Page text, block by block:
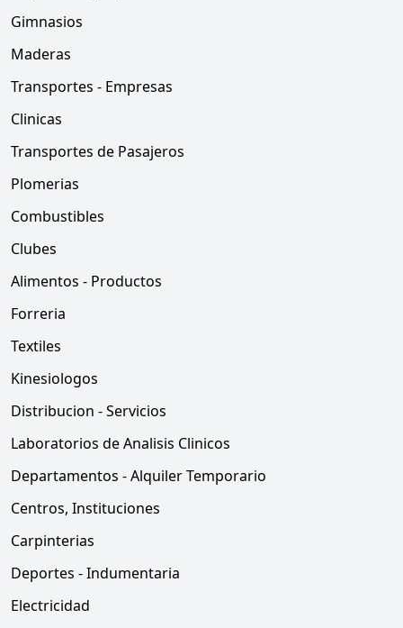
Gimnasios
Maderas
Transportes - Empresas
Clinicas
Transportes de Pasajeros
Plomerias
Combustibles
Clubes
Alimentos - Productos
Forreria
Textiles
Kinesiologos
Distribucion - Servicios
Laboratorios de Analisis Clinicos
Departamentos - Alquiler Temporario
Centros, Instituciones
Carpinterias
Deportes - Indumentaria
Electricidad